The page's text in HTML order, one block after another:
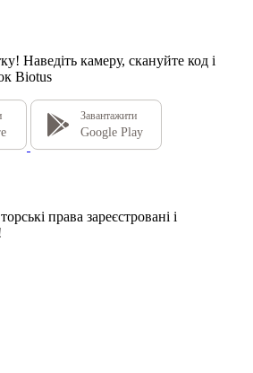
Наведіть камеру, скануйте код і
Biotus
Завантажити
Google Play
права зареєстровані і